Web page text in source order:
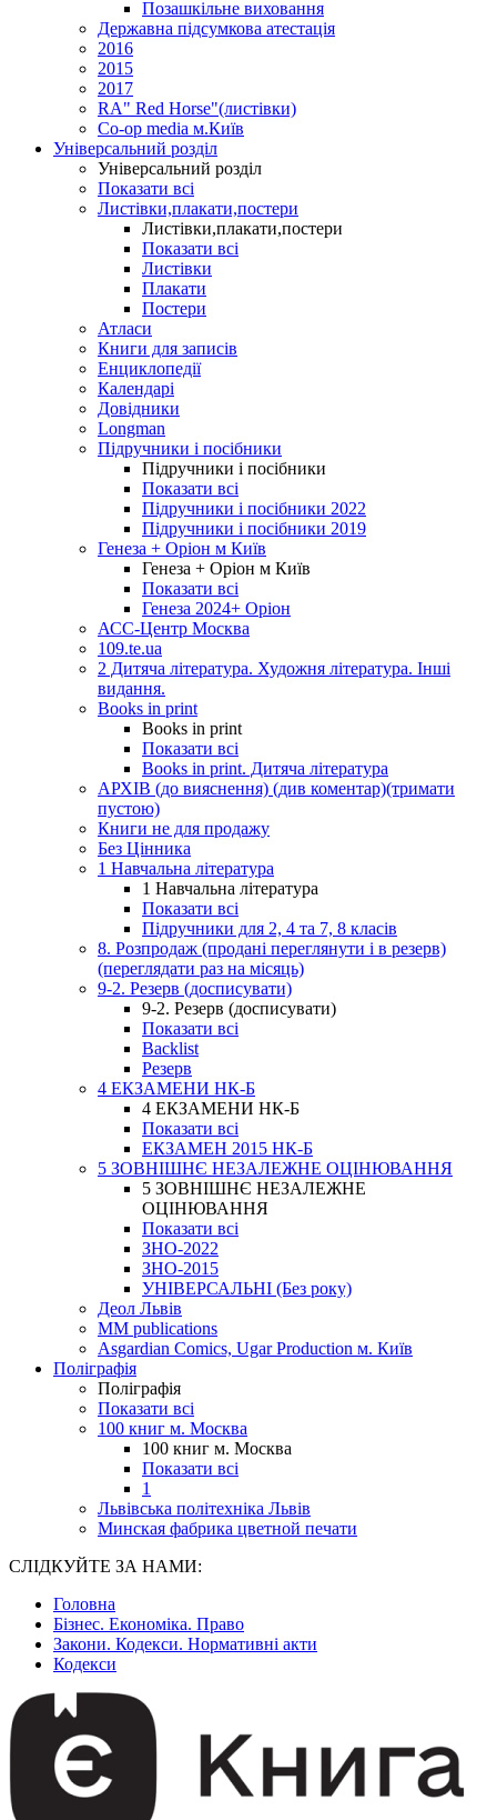
Позашкільне виховання
Державна підсумкова атестація
2016
2015
2017
RA" Red Horse"(листівки)
Co-op media м.Київ
Універсальний розділ
Універсальний розділ
Показати всі
Листівки,плакати,постери
Листівки,плакати,постери
Показати всі
Листівки
Плакати
Постери
Атласи
Книги для записів
Енциклопедії
Календарі
Довідники
Longman
Підручники і посібники
Підручники і посібники
Показати всі
Підручники і посібники 2022
Підручники і посібники 2019
Генеза + Оріон м Київ
Генеза + Оріон м Київ
Показати всі
Генеза 2024+ Оріон
АСС-Центр Москва
109.te.ua
2 Дитяча література. Художня література. Інші
видання.
Books in print
Books in print
Показати всі
Books in print. Дитяча література
АРХІВ (до вияснення) (див коментар)(тримати
пустою)
Книги не для продажу
Без Цінника
1 Навчальна література
1 Навчальна література
Показати всі
Підручники для 2, 4 та 7, 8 класів
8. Розпродаж (продані переглянути і в резерв)
(переглядати раз на місяць)
9-2. Резерв (досписувати)
9-2. Резерв (досписувати)
Показати всі
Backlist
Резерв
4 ЕКЗАМЕНИ НК-Б
4 ЕКЗАМЕНИ НК-Б
Показати всі
ЕКЗАМЕН 2015 НК-Б
5 ЗОВНІШНЄ НЕЗАЛЕЖНЕ ОЦІНЮВАННЯ
5 ЗОВНІШНЄ НЕЗАЛЕЖНЕ
ОЦІНЮВАННЯ
Показати всі
ЗНО-2022
ЗНО-2015
УНІВЕРСАЛЬНІ (Без року)
Деол Львів
MM publications
Asgardian Comics, Ugar Production м. Київ
Поліграфія
Поліграфія
Показати всі
100 книг м. Москва
100 книг м. Москва
Показати всі
1
Львівська політехніка Львів
Минская фабрика цветной печати
СЛІДКУЙТЕ ЗА НАМИ:
Головна
Бізнес. Економіка. Право
Закони. Кодекси. Нормативні акти
Кодекси